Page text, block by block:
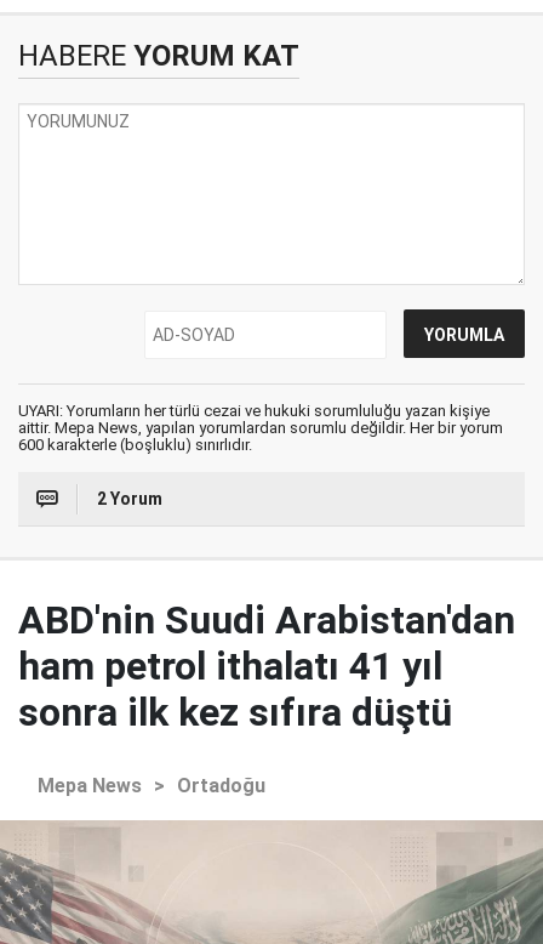
HABERE YORUM KAT
UYARI: Yorumların her türlü cezai ve hukuki sorumluluğu yazan kişiye
aittir. Mepa News, yapılan yorumlardan sorumlu değildir. Her bir yorum
600 karakterle (boşluklu) sınırlıdır.
2 Yorum
ABD'nin Suudi Arabistan'dan
ham petrol ithalatı 41 yıl
sonra ilk kez sıfıra düştü
Mepa News > Ortadoğu